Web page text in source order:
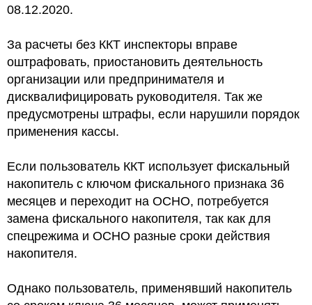
08.12.2020.
За расчеты без ККТ инспекторы вправе
оштрафовать, приостановить деятельность
организации или предпринимателя и
дисквалифицировать руководителя. Так же
предусмотрены штрафы, если нарушили порядок
применения кассы.
Если пользователь ККТ использует фискальный
накопитель с ключом фискального признака 36
месяцев и переходит на ОСНО, потребуется
замена фискального накопителя, так как для
спецрежима и ОСНО разные сроки действия
накопителя.
Однако пользователь, применявший накопитель